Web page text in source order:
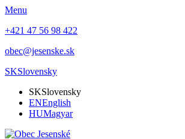
Menu
+421 47 56 98 422
obec@jesenske.sk
SKSlovensky
SKSlovensky
ENEnglish
HUMagyar